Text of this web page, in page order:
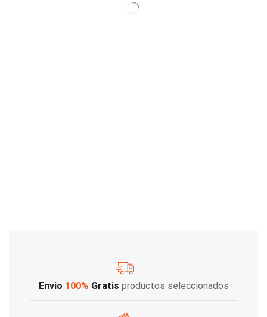
Envio 100% Gratis productos seleccionados